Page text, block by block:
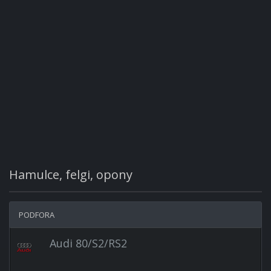
Hamulce, felgi, opony
PODFORA
Audi 80/S2/RS2